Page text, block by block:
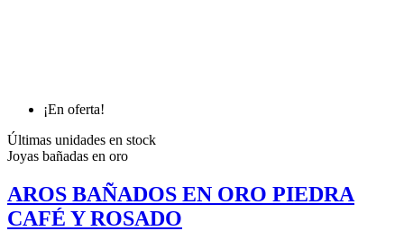
¡En oferta!
Últimas unidades en stock
Joyas bañadas en oro
AROS BAÑADOS EN ORO PIEDRA
CAFÉ Y ROSADO